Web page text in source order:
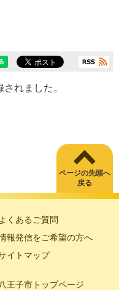
されました。
ページの先頭へ
戻る
よくあるご質問
報発信をご希望の方へ
イトマップ
八王子市トップページ